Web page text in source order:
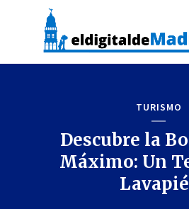
TURISMO
Descubre la
Máximo: Un